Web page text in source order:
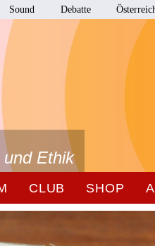
Sound Debatte
Ethik
CLUB SHOP